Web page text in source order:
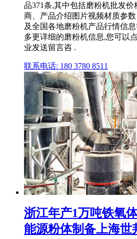
品371条,其中包括磨粉机批发
商、产品介绍图片视频材质参
及全国各地磨粉机产品行情信
多更详细的磨粉机信息,您可以
业发送留言咨 .
联系电话: 180 3780 8511
浙江年产1万吨铁氧
能源粉体制备上海世